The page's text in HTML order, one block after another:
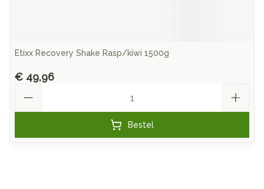
Etixx Recovery Shake Rasp/kiwi 1500g
€ 49,96
Bestel